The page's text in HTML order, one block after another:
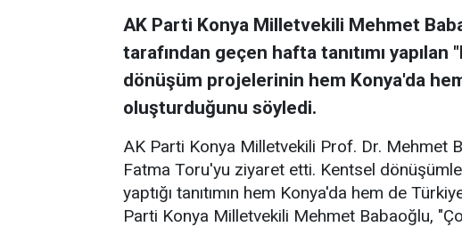
AK Parti Konya Milletvekili Mehmet
tarafından geçen hafta tanıtımı
dönüşüm projelerinin hem Konya'da
oluşturduğunu söyledi.
AK Parti Konya Milletvekili Prof. Dr. Mehmet
Fatma Toru'yu ziyaret etti. Kentsel
yaptığı tanıtımın hem Konya'da hem de
Parti Konya Milletvekili Mehmet Babaoğlu,